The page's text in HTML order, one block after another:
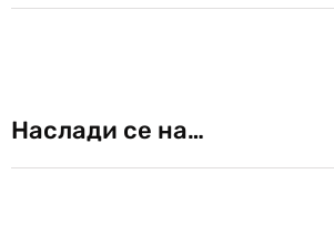
Наслади се на…